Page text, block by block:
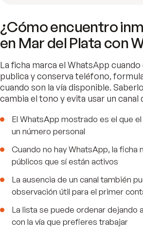
¿Cómo encuentro
en Mar del Plata con
La ficha marca el WhatsApp
publica y conserva teléfono,
cuando son la vía disponible.
cambia el tono y evita usar un canal
El WhatsApp mostrado es el que
un número personal
Cuando no hay WhatsApp, la ficha
públicos que sí están activos
La ausencia de un canal también
observación útil para el primer
La lista se puede ordenar dejando
con la vía que prefieres trabajar